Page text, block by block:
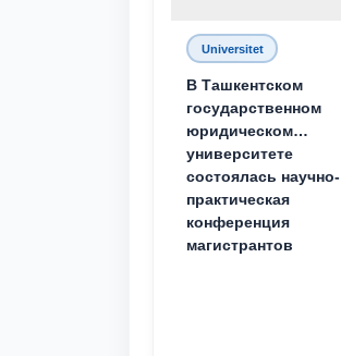
Universitet
В Ташкентском
государственном
юридическом
университете
состоялась научно-
практическая
конференция
магистрантов